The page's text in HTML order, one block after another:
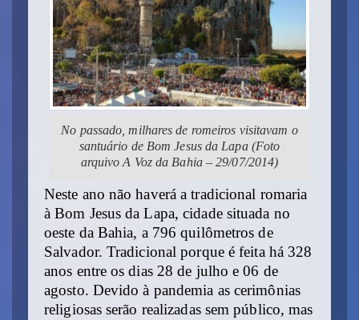
No passado, milhares de romeiros visitavam o
santuário de Bom Jesus da Lapa (Foto
arquivo A Voz da Bahia – 29/07/2014)
Neste ano não haverá a tradicional romaria
à Bom Jesus da Lapa, cidade situada no
oeste da Bahia, a 796 quilômetros de
Salvador. Tradicional porque é feita há 328
anos entre os dias 28 de julho e 06 de
agosto. Devido à pandemia as cerimônias
religiosas serão realizadas sem público, mas